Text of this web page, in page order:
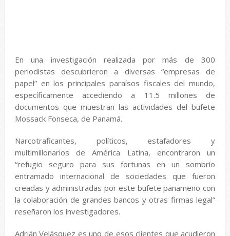
En una investigación realizada por más de 300
periodistas descubrieron a diversas “empresas de
papel” en los principales paraísos fiscales del mundo,
específicamente accediendo a 11.5 millones de
documentos que muestran las actividades del bufete
Mossack Fonseca, de Panamá.
Narcotraficantes, políticos, estafadores y
multimillonarios de América Latina, encontraron un
“refugio seguro para sus fortunas en un sombrío
entramado internacional de sociedades que fueron
creadas y administradas por este bufete panameño con
la colaboración de grandes bancos y otras firmas legal”
reseñaron los investigadores.
Adrián Velásquez es uno de esos clientes que acudieron